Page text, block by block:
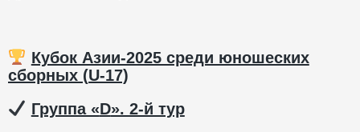
Кубок Азии-2025 среди юношеских
сборных (U-17)
Группа «D». 2-й тур